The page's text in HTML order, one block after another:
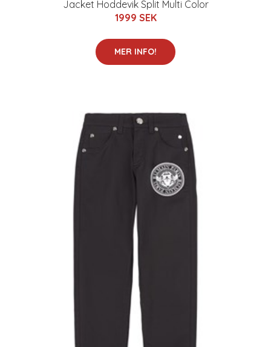
Jacket Hoddevik Split Multi Color
1999 SEK
MER INFO!